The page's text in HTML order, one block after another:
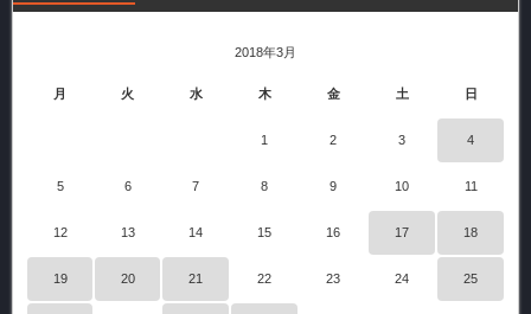
2018年3月
月 火 水 木 金 土 日
1 2 3 4
5 6 7 8 9 10 11
12 13 14 15 16 17 18
19 20 21 22 23 24 25